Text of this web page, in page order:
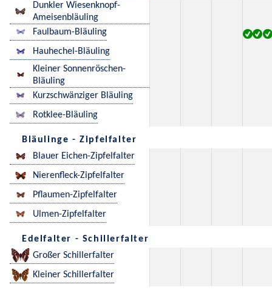
Dunkler Wiesenknopf-
Ameisenbläuling
Faulbaum-Bläuling
Hauhechel-Bläuling
Kleiner Sonnenröschen-
Bläuling
Kurzschwänziger Bläuling
Rotklee-Bläuling
Bläulinge - Zipfelfalter
Blauer Eichen-Zipfelfalter
Nierenfleck-Zipfelfalter
Pflaumen-Zipfelfalter
Ulmen-Zipfelfalter
Edelfalter - Schillerfalter
Großer Schillerfalter
Kleiner Schillerfalter